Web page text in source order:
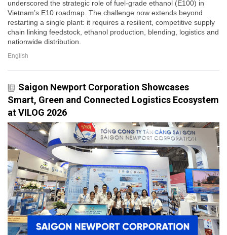
underscored the strategic role of fuel-grade ethanol (E100) in
Vietnam’s E10 roadmap. The challenge now extends beyond
restarting a single plant: it requires a resilient, competitive supply
chain linking feedstock, ethanol production, blending, logistics and
nationwide distribution.
English
Saigon Newport Corporation Showcases
Smart, Green and Connected Logistics Ecosystem
at VILOG 2026